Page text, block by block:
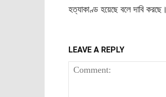
হত্যাকাণ্ড হয়েছে বলে দাবি করছে।
LEAVE A REPLY